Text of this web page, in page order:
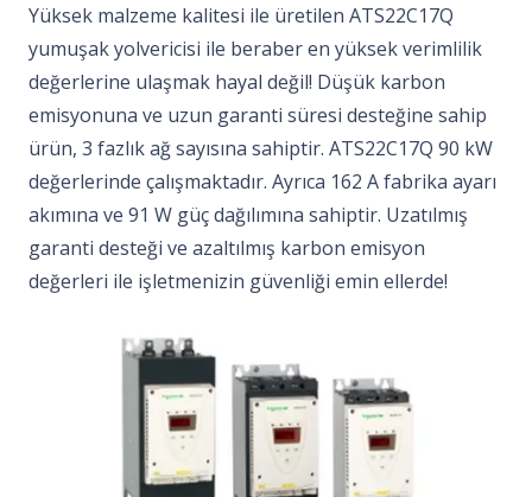
Yüksek malzeme kalitesi ile üretilen ATS22C17Q
yumuşak yolvericisi ile beraber en yüksek verimlilik
değerlerine ulaşmak hayal değil! Düşük karbon
emisyonuna ve uzun garanti süresi desteğine sahip
ürün, 3 fazlık ağ sayısına sahiptir. ATS22C17Q 90 kW
değerlerinde çalışmaktadır. Ayrıca 162 A fabrika ayarı
akımına ve 91 W güç dağılımına sahiptir. Uzatılmış
garanti desteği ve azaltılmış karbon emisyon
değerleri ile işletmenizin güvenliği emin ellerde!